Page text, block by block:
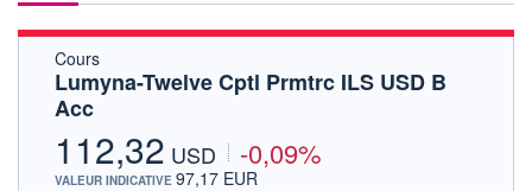
FORUM
Cours
Lumyna-Twelve Cptl Prmtrc ILS USD B
Acc
112,32 USD -0,09%
VALEUR INDICATIVE 97,17 EUR